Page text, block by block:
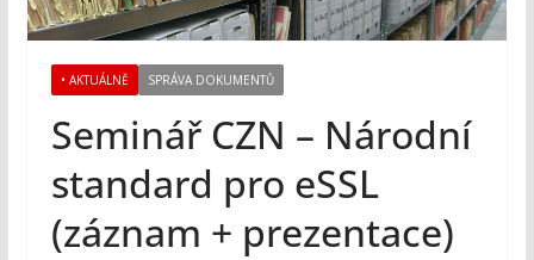
• AKTUÁLNĚ SPRÁVA DOKUMENTŮ
Seminář CZN – Národní
standard pro eSSL
(záznam + prezentace)